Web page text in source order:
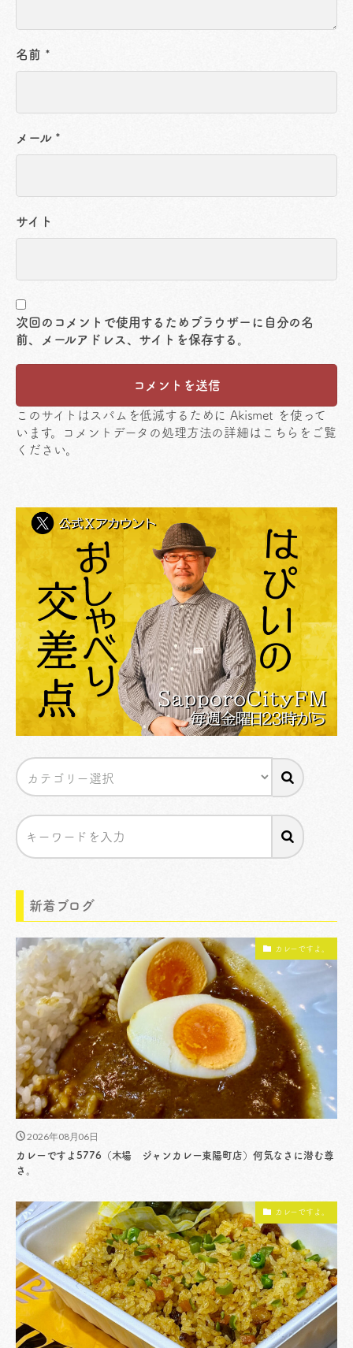
名前 *
メール *
サイト
次回のコメントで使用するためブラウザーに自分の名
前、メールアドレス、サイトを保存する。
このサイトはスパムを低減するために Akismet を使って
います。
コメントデータの処理方法の詳細はこちらをご覧
ください。
新着ブログ
カレーですよ。
2026年08月06日
カレーですよ5776（木場 ジャンカレー東陽町店）何気なさに潜む尊
さ。
カレーですよ。